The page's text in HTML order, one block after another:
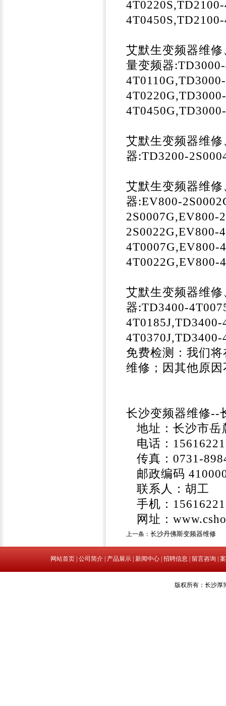
艾默生变频器维
量变频器
艾默生变频器维
器:TD3200-
艾默生变频器维
器:EV800-
2S0007G,EV800-
2S0022G,EV800-
4T0007G,EV800-
4T0022G,EV800-
艾默生变频器维
器:TD3400-
免费检测：我们
维修；因其他原
长沙变频器维修--
地址：长沙市岳
电话：
传真：0731-
邮政编码
联系人：胡工
手机：
网址：
上一条： 长沙丹佛斯变频器维修
网站首页| 公司简介| 产品展示| 新闻中心| 招聘信息 留言咨询
版权所有：长沙